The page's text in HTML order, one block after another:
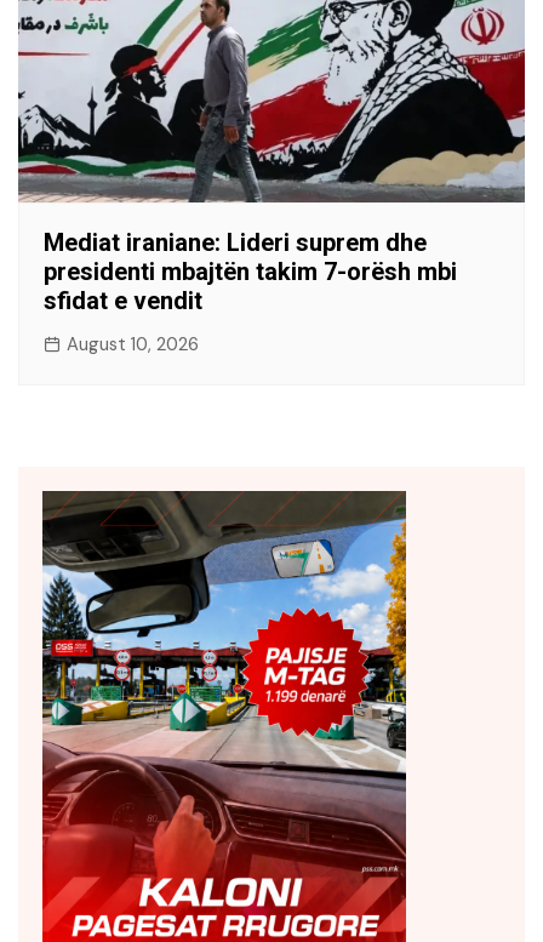
Mediat iraniane: Lideri suprem dhe
presidenti mbajtën takim 7-orësh mbi
sfidat e vendit
August 10, 2026